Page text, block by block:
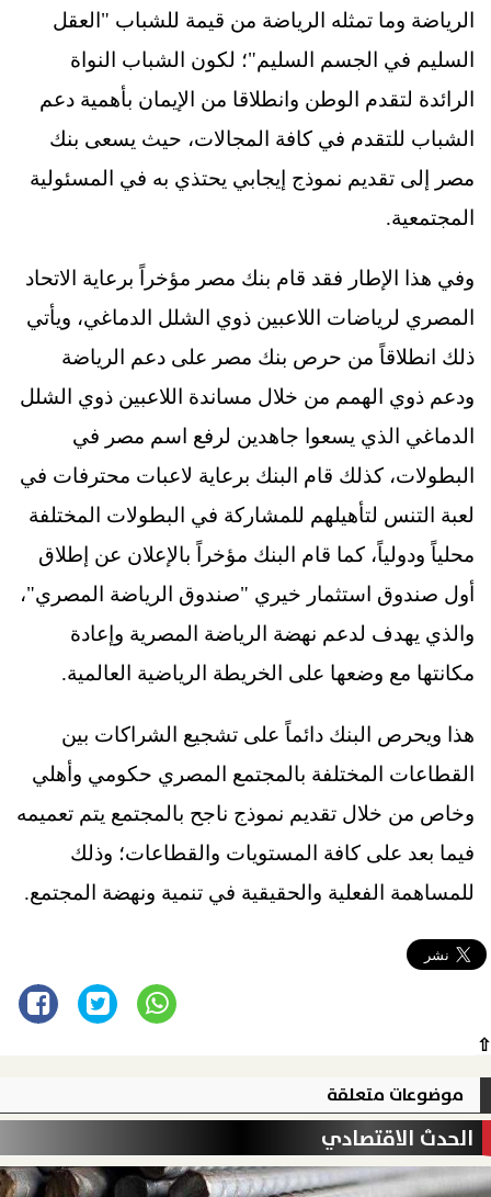
الرياضة وما تمثله الرياضة من قيمة للشباب "العقل
السليم في الجسم السليم"؛ لكون الشباب النواة
الرائدة لتقدم الوطن وانطلاقا من الإيمان بأهمية دعم
الشباب للتقدم في كافة المجالات، حيث يسعى بنك
مصر إلى تقديم نموذج إيجابي يحتذي به في المسئولية
المجتمعية.
وفي هذا الإطار فقد قام بنك مصر مؤخراً برعاية الاتحاد
المصري لرياضات اللاعبين ذوي الشلل الدماغي، ويأتي
ذلك انطلاقاً من حرص بنك مصر على دعم الرياضة
ودعم ذوي الهمم من خلال مساندة اللاعبين ذوي الشلل
الدماغي الذي يسعوا جاهدين لرفع اسم مصر في
البطولات، كذلك قام البنك برعاية لاعبات محترفات في
لعبة التنس لتأهيلهم للمشاركة في البطولات المختلفة
محلياً ودولياً، كما قام البنك مؤخراً بالإعلان عن إطلاق
أول صندوق استثمار خيري "صندوق الرياضة المصري"،
والذي يهدف لدعم نهضة الرياضة المصرية وإعادة
مكانتها مع وضعها على الخريطة الرياضية العالمية.
هذا ويحرص البنك دائماً على تشجيع الشراكات بين
القطاعات المختلفة بالمجتمع المصري حكومي وأهلي
وخاص من خلال تقديم نموذج ناجح بالمجتمع يتم تعميمه
فيما بعد على كافة المستويات والقطاعات؛ وذلك
للمساهمة الفعلية والحقيقية في تنمية ونهضة المجتمع.
⇧
موضوعات متعلقة
الحدث الاقتصادي